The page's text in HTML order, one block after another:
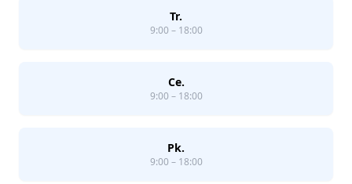
Tr.
9:00 – 18:00
Ce.
9:00 – 18:00
Pk.
9:00 – 18:00